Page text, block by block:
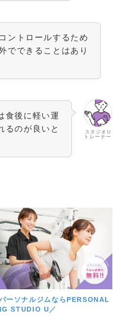
ントロールするため
でできることはあり
スタジオU
トレーナー
食後に軽い運
るのが良いと
ーソナルジムならPERSONAL
STUDIO U／